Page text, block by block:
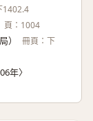
1402.4
頁：1004
）
冊頁：下
年〉